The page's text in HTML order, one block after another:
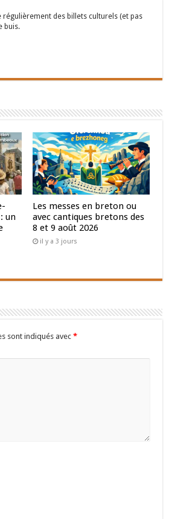
des billets culturels (et pas
buis.
un
Les messes en breton ou
avec cantiques bretons des
8 et 9 août 2026
il y a 3 jours
sont indiqués avec *